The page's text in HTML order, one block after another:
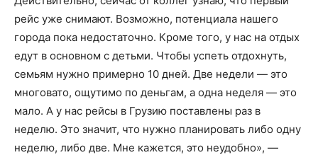
рейс уже снимают. Возможно, потенциала нашего
города пока недостаточно. Кроме того, у нас на отдых
едут в основном с детьми. Чтобы успеть отдохнуть,
семьям нужно примерно 10 дней. Две недели — это
многовато, ощутимо по деньгам, а одна неделя — это
мало. А у нас рейсы в Грузию поставлены раз в
неделю. Это значит, что нужно планировать либо одну
неделю, либо две. Мне кажется, это неудобно», —